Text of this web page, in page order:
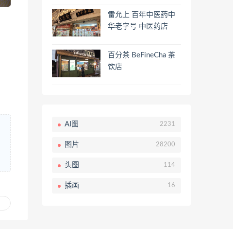
雷允上 百年中医药中
华老字号 中医药店
百分茶 BeFineCha 茶
饮店
AI图 2231
图片 28200
头图 114
插画 16